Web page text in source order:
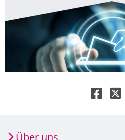
Über uns